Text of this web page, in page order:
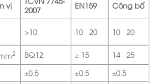
vị
2007
EN159 Công bố
>10 10÷20 10÷20
2 BQ12 ≥ 15
14÷25
±0.5 ±0.5
±0.5